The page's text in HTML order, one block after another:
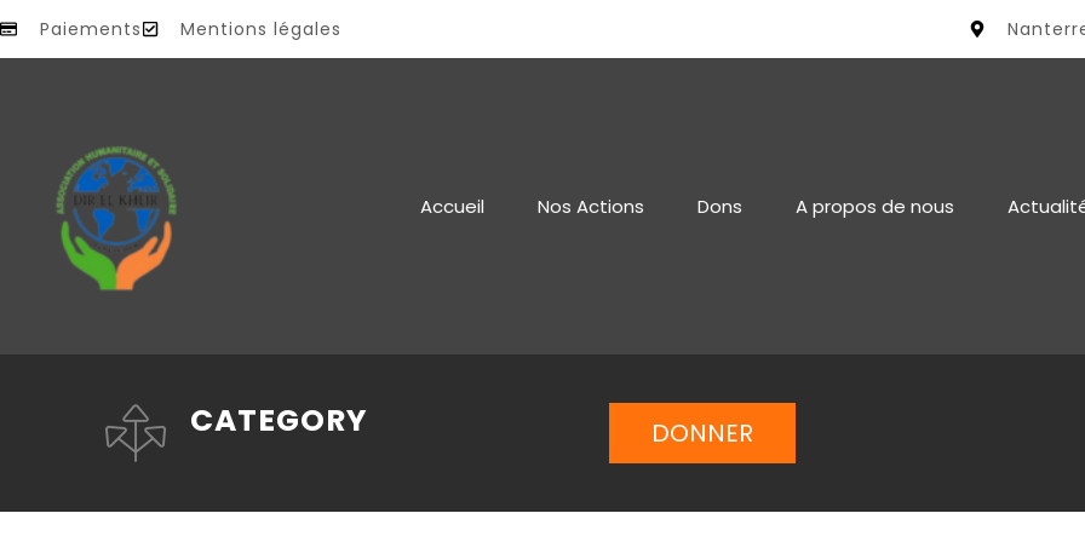
Paiements Mentions légales
Accueil Nos Actions Dons A propos de nous
CATEGORY DONNER